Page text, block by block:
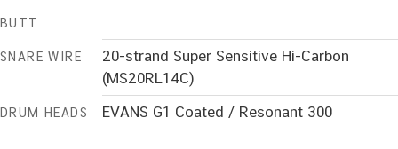
BUTT
SNARE WIRE
20-strand Super Sensitive Hi-Carbon
(MS20RL14C)
DRUM HEADS EVANS G1 Coated / Resonant 300